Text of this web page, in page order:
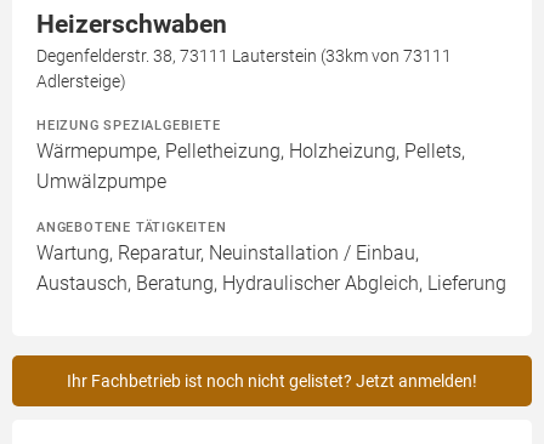
Heizerschwaben
Degenfelderstr. 38, 73111 Lauterstein (33km von 73111
Adlersteige)
HEIZUNG SPEZIALGEBIETE
Wärmepumpe, Pelletheizung, Holzheizung, Pellets,
Umwälzpumpe
ANGEBOTENE TÄTIGKEITEN
Wartung, Reparatur, Neuinstallation / Einbau,
Austausch, Beratung, Hydraulischer Abgleich, Lieferung
Ihr Fachbetrieb ist noch nicht gelistet? Jetzt anmelden!